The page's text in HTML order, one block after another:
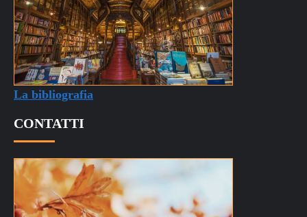
La bibliografia
CONTATTI